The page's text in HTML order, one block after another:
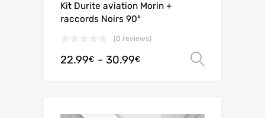
Kit Durite aviation Morin +
raccords Noirs 90°
(0 reviews)
22.99€ - 30.99€